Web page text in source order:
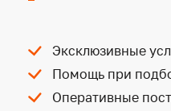
Эксклюзивные
Помощь при
Оперативные